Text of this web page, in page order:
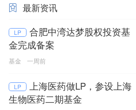
最新资讯
LP
合肥中湾达梦股权投资基
金完成备案
基金 一周前
LP
上海医药做LP，参设上海
生物医药二期基金